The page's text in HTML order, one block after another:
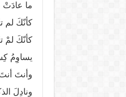
ما عادَتْ
كأنّكَ لم
كأنّكَ لمْ
يساوِمُ
وأنتَ أنتَ
ونادِلَ